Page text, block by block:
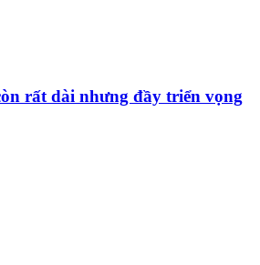
rất dài nhưng đầy triển vọng